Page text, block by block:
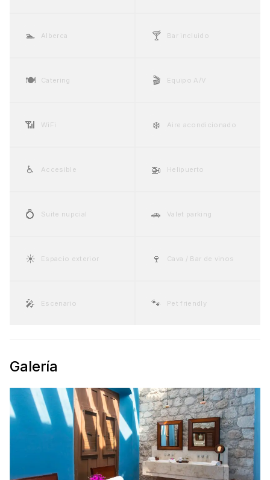
🏊 Alberca 🍸 Bar incluido
🍽️ Catering 🎬 Equipo A/V
📶 WiFi ❄️ Aire acondicionado
♿ Accesible 🚁 Helipuerto
💍 Suite nupcial 🚗 Valet parking
☀️ Espacio exterior 🍷 Cava / Bar de vinos
🎤 Escenario 🐾 Pet friendly
Galería